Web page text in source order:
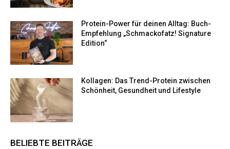
Protein-Power für deinen Alltag: Buch-
Empfehlung „Schmackofatz! Signature
Edition“
Kollagen: Das Trend-Protein zwischen
Schönheit, Gesundheit und Lifestyle
BELIEBTE BEITRÄGE